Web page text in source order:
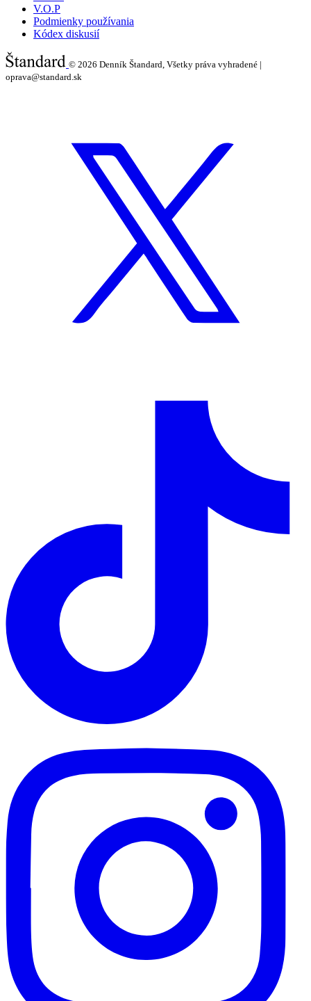
V.O.P
Podmienky používania
Kódex diskusií
© 2026 Denník Štandard, Všetky práva vyhradené |
oprava@standard.sk